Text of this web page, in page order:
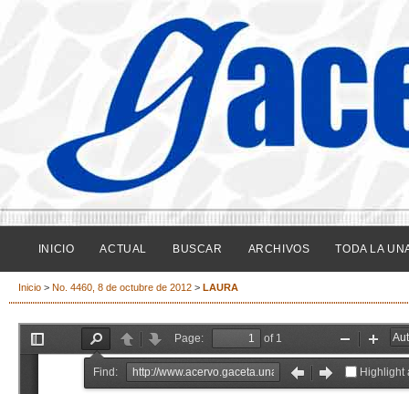
INICIO ACTUAL BUSCAR ARCHIVOS TODA LA
Inicio > No. 4460, 8 de octubre de 2012 > LAURA